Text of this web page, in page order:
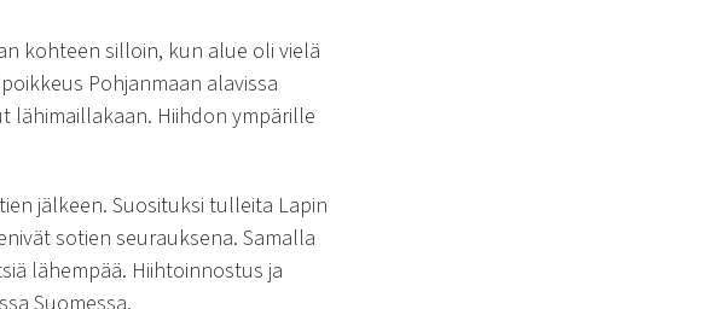
kohteen silloin, kun alue oli vielä
Pohjanmaan alavissa
lähimaillakaan. Hiihdon ympärille
jälkeen. Suosituksi tulleita Lapin
sotien seurauksena. Samalla
lähempää. Hiihtoinnostus ja